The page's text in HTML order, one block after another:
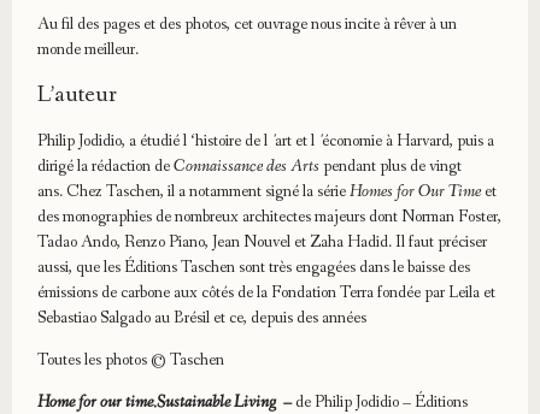
Au fil des pages et des photos, cet ouvrage nous incite à rêver à un
monde meilleur.
L’auteur
Philip Jodidio, a étudié l ‘histoire de lʼart et lʼéconomie à Harvard, puis a
dirigé la rédaction deConnaissance des Artspendant plus de vingt
ans. Chez Taschen, il a notamment signé la sérieHomes for Our Time et
des monographies de nombreux architectes majeurs dont Norman Foster,
Tadao Ando, Renzo Piano, Jean Nouvel et Zaha Hadid. Il faut préciser
aussi, que les Éditions Taschen sont très engagées dans le baisse des
émissions de carbone aux côtés de la Fondation Terra fondée par Leila et
Sebastiao Salgado au Brésil et ce, depuis des années
Toutes les photos © Taschen
Home for our time.Sustainable Living –de Philip Jodidio – Éditions